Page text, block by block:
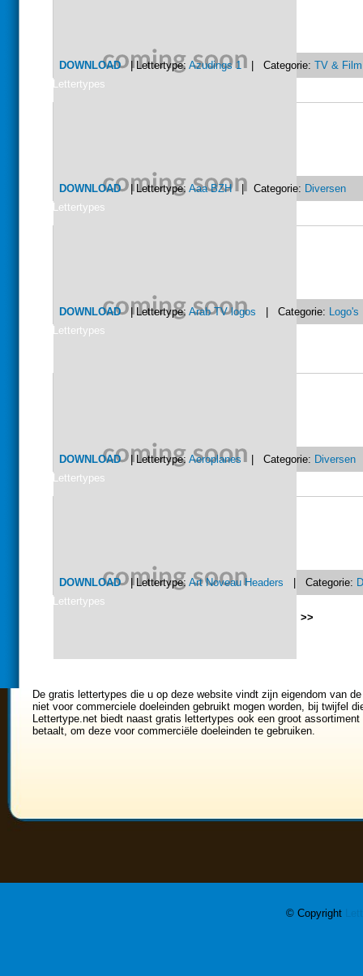
DOWNLOAD| Lettertype: Azudings 1 | Categorie: TV & Film
Lettertypes
DOWNLOAD| Lettertype: Aaa BZH| Categorie: Diversen
Lettertypes
DOWNLOAD| Lettertype: Arab TV logos | Categorie: Logo's
Lettertypes
DOWNLOAD| Lettertype: Aeroplanes | Categorie: Diversen
Lettertypes
DOWNLOAD| Lettertype: Art Noveau Headers | Categorie:
Lettertypes
>>
De gratis lettertypes die u op deze website vindt zijn eigendom van
niet voor commerciele doeleinden gebruikt mogen worden, bij twijfel
Lettertype.net biedt naast gratis lettertypes ook een groot
betaalt, om deze voor commerciële doeleinden te gebruiken.
© Copyright